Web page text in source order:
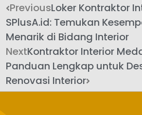
PreviousLoker Kontraktor
SPlusA.id: Temukan
Menarik di Bidang Interior
NextKontraktor Interior
Panduan Lengkap untuk
Renovasi Interior